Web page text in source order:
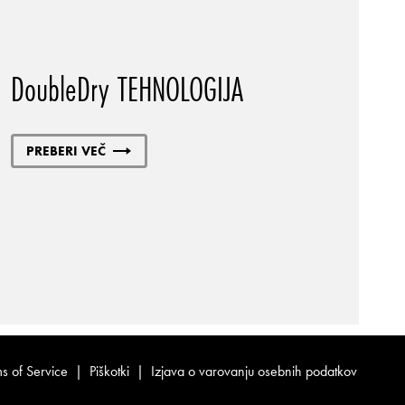
DoubleDry TEHNOLOGIJA
PREBERI VEČ
of Service | Piškotki | Izjava o varovanju osebnih podatkov